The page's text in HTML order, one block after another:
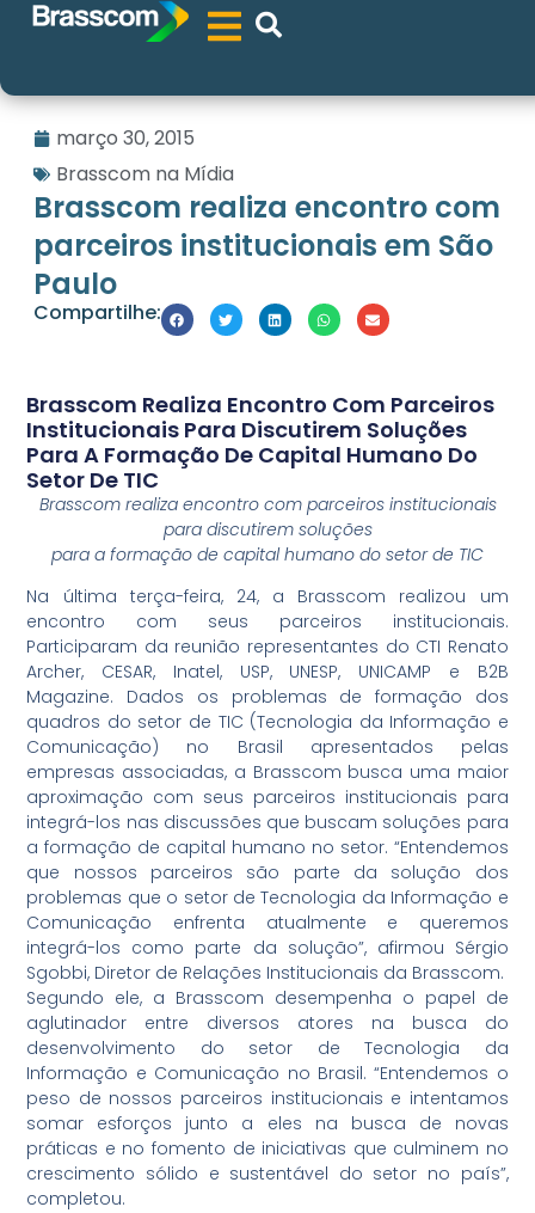
março 30, 2015
Brasscom na Mídia
Brasscom realiza encontro com
parceiros institucionais em São
Paulo
Compartilhe:
Brasscom Realiza Encontro Com Parceiros
Institucionais Para Discutirem Soluções
Para A Formação De Capital Humano Do
Setor De TIC
Brasscom realiza encontro com parceiros institucionais
para discutirem soluções
para a formação de capital humano do setor de TIC
Na última terça-feira, 24, a Brasscom realizou um
encontro com seus parceiros institucionais.
Participaram da reunião representantes do CTI Renato
Archer, CESAR, Inatel, USP, UNESP, UNICAMP e B2B
Magazine. Dados os problemas de formação dos
quadros do setor de TIC (Tecnologia da Informação e
Comunicação) no Brasil apresentados pelas
empresas associadas, a Brasscom busca uma maior
aproximação com seus parceiros institucionais para
integrá-los nas discussões que buscam soluções para
a formação de capital humano no setor. “Entendemos
que nossos parceiros são parte da solução dos
problemas que o setor de Tecnologia da Informação e
Comunicação enfrenta atualmente e queremos
integrá-los como parte da solução”, afirmou Sérgio
Sgobbi, Diretor de Relações Institucionais da Brasscom.
Segundo ele, a Brasscom desempenha o papel de
aglutinador entre diversos atores na busca do
desenvolvimento do setor de Tecnologia da
Informação e Comunicação no Brasil. “Entendemos o
peso de nossos parceiros institucionais e intentamos
somar esforços junto a eles na busca de novas
práticas e no fomento de iniciativas que culminem no
crescimento sólido e sustentável do setor no país”,
completou.